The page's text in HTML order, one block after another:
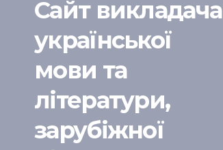
Сайт викладача
української
мови та
літератури,
зарубіжної